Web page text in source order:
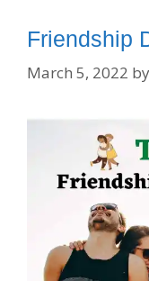
Friendship
March 5, 2022 by